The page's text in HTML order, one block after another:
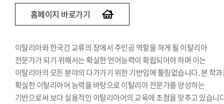
홈페이지 바로가기
이탈리아와 한국간 교류의 장에서 주인공 역할을 하게 될 이탈리아
전문가가 되기 위해서는 확실한 언어능력이 확립되어야 하며 이는
이탈리아의 모든 분야의 다가가기 위한 기반임에 틀림없습니다. 본 학
확실한 이탈리아어 능력을 바탕으로 이탈리아 전문가를 양성하는
기반으로써 보다 실용적인 이탈리아어의 교육에 초점을 맞추고 있습니